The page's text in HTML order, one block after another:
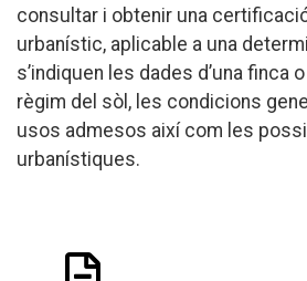
consultar i obtenir una
urbanístic, aplicable a una
s’indiquen les dades d’una finca
règim del sòl, les condicions
usos admesos així com les
urbanístiques.